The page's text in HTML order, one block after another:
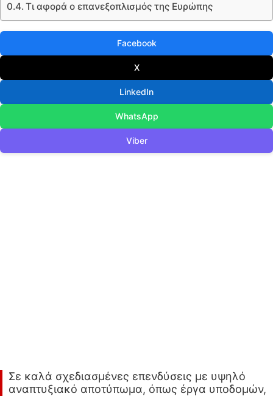
Τι αφορά ο επανεξοπλισμός της Ευρώπης
Facebook
X
LinkedIn
WhatsApp
Viber
Σε καλά σχεδιασμένες επενδύσεις με υψηλό
αναπτυξιακό αποτύπωμα, όπως έργα υποδομών,